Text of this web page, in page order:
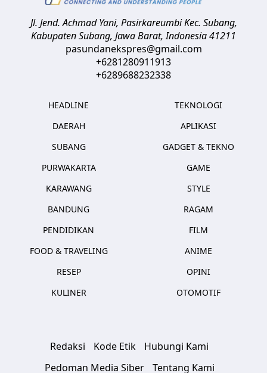
Jl. Jend. Achmad Yani, Pasirkareumbi Kec. Subang,
Kabupaten Subang, Jawa Barat,Indonesia41211
pasundanekspres@gmail.com
+6281280911913
+6289688232338
HEADLINE
DAERAH
SUBANG
PURWAKARTA
KARAWANG
BANDUNG
PENDIDIKAN
FOOD & TRAVELING
RESEP
KULINER
TEKNOLOGI
APLIKASI
GADGET & TEKNO
GAME
STYLE
RAGAM
FILM
ANIME
OPINI
OTOMOTIF
Redaksi Kode Etik
Hubungi Kami
Pedoman Media Siber
Tentang Kami